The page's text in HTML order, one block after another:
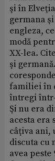
şi în
germana
engleza,
modă
XX-lea.
şi
familiei în
întregi
Şi nu era
acesta
câţiva ani,
discuta cu
avea